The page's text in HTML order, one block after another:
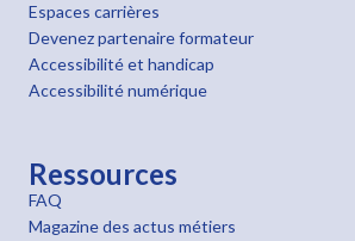
Espaces carrières
Devenez partenaire formateur
Accessibilité et handicap
Accessibilité numérique
Ressources
FAQ
Magazine des actus métiers